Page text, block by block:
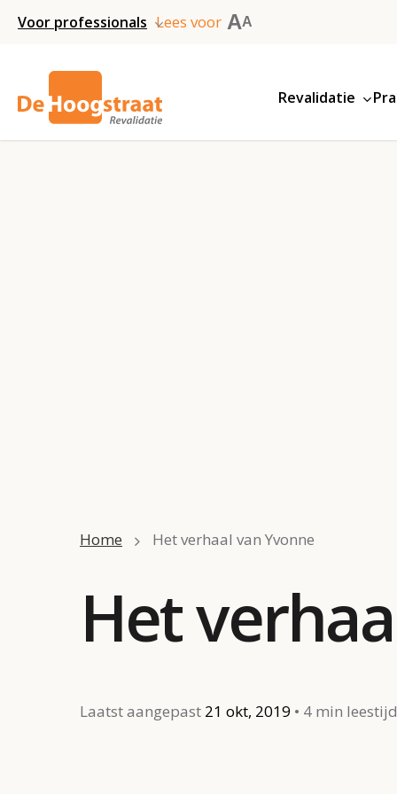
Skip
content
Voor professionals Lees voor AA
Revalidatie
Home Het verhaal van Yvonne
Het
Laatst aangepast 21 okt, 2019 4 min leestijd